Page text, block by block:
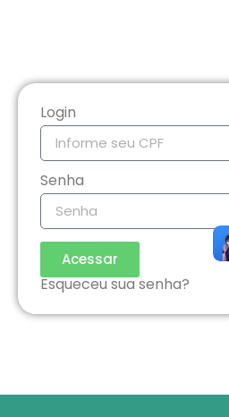
Login
Senha
Acessar
Esqueceu sua senha?